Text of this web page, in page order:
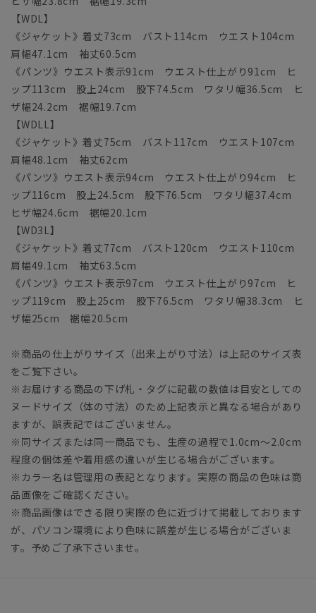
【WDL】
《ジャケット》着丈73cm バスト114cm ウエスト104cm
肩幅47.1cm 袖丈60.5cm
《パンツ》ウエスト表示91cm ウエスト仕上がり91cm ヒ
ップ113cm 股上24cm 股下74.5cm ワタリ幅36.5cm ヒ
ザ幅24.2cm 裾幅19.7cm
【WDLL】
《ジャケット》着丈75cm バスト117cm ウエスト107cm
肩幅48.1cm 袖丈62cm
《パンツ》ウエスト表示94cm ウエスト仕上がり94cm ヒ
ップ116cm 股上24.5cm 股下76.5cm ワタリ幅37.4cm
ヒザ幅24.6cm 裾幅20.1cm
【WD3L】
《ジャケット》着丈77cm バスト120cm ウエスト110cm
肩幅49.1cm 袖丈63.5cm
《パンツ》ウエスト表示97cm ウエスト仕上がり97cm ヒ
ップ119cm 股上25cm 股下76.5cm ワタリ幅38.3cm ヒ
ザ幅25cm 裾幅20.5cm
※商品の仕上がりサイズ（出来上がり寸法）は上記のサイズ表
をご覧下さい。
※お届けする商品の下げ札・タグに記載の数値は目安としての
ヌードサイズ（体の寸法）のため上記表示と異なる場合があり
ますが、誤表記ではございません。
※同サイズまたは同一商品でも、生産の過程で1.0cm～2.0cm
程度の個体差や着用感の違いが生じる場合がございます。
※カラー名は管理用の表記となります。実際の商品の色味は商
品画像をご確認ください。
※商品画像はできる限り実際の色に近づけて掲載しております
が、パソコン環境により色味に誤差が生じる場合がございま
す。予めご了承下さいませ。